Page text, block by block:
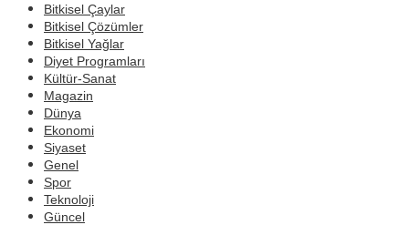
Bitkisel Çaylar
Bitkisel Çözümler
Bitkisel Yağlar
Diyet Programları
Kültür-Sanat
Magazin
Dünya
Ekonomi
Siyaset
Genel
Spor
Teknoloji
Güncel